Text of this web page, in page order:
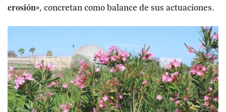
erosión», concretan como balance de sus actuaciones.